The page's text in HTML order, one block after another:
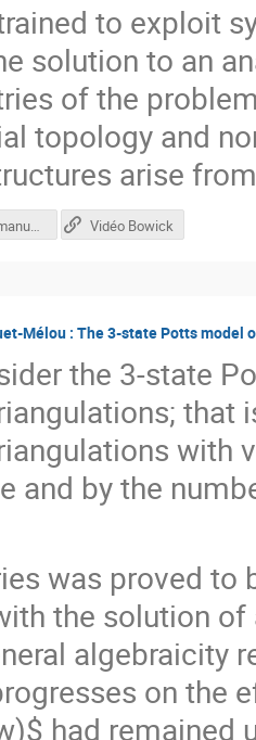
to exploit
solution to an
of the
topology and
arise
Bowick_Emmanuel60.pdf Vidéo Bowick
Mélou : The 3-state Potts model
the 3-state
that
with
and by the
was proved to
the solution
algebraicity
on the
had remained